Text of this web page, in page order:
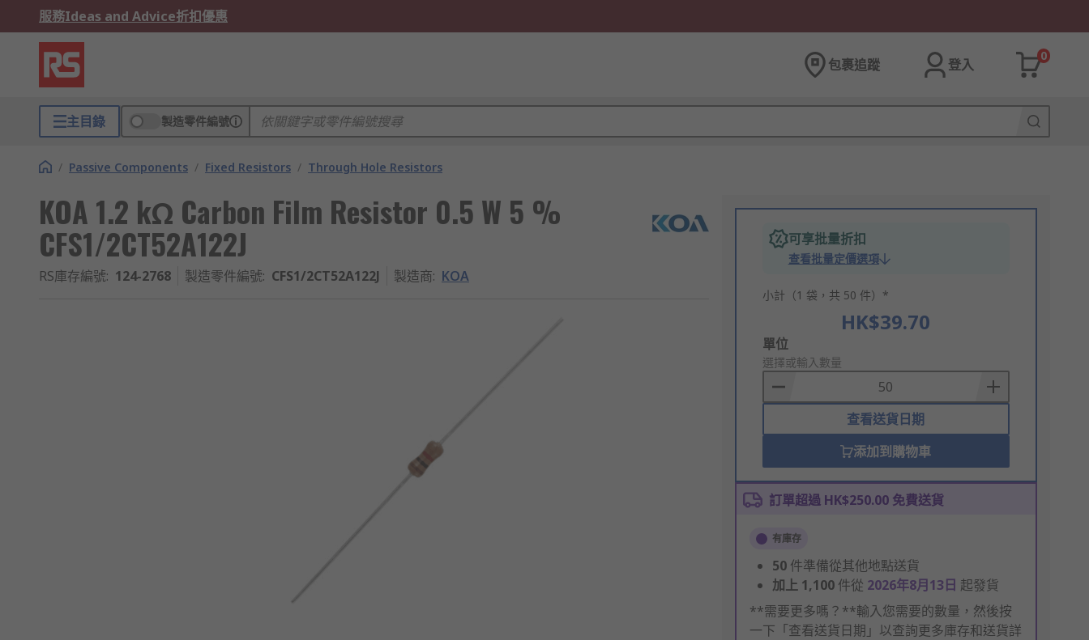
服務Ideas and Advice折扣優惠
包裹追蹤 登入
0
主目錄 製造零件編號
/ Passive Components / Fixed Resistors / Through Hole Resistors
KOA 1.2 kΩ Carbon Film Resistor 0.5 W 5 %
CFS1/2CT52A122J
RS庫存編號: 124-2768 製造零件編號: CFS1/2CT52A122J 製造商: KOA
可享批量折扣
查看批量定價選項
小計（1 袋，共 50 件）*
HK$39.70
Add
to
Basket
單位
選擇或輸入數量
查看送貨日期
添加到購物車
訂單超過 HK$250.00 免費送貨
有庫存
50 件準備從其他地點送貨
加上 1,100 件從 2026年8月13日 起發貨
**需要更多嗎？**輸入您需要的數量，然後按
一下「查看送貨日期」以查詢更多庫存和送貨詳